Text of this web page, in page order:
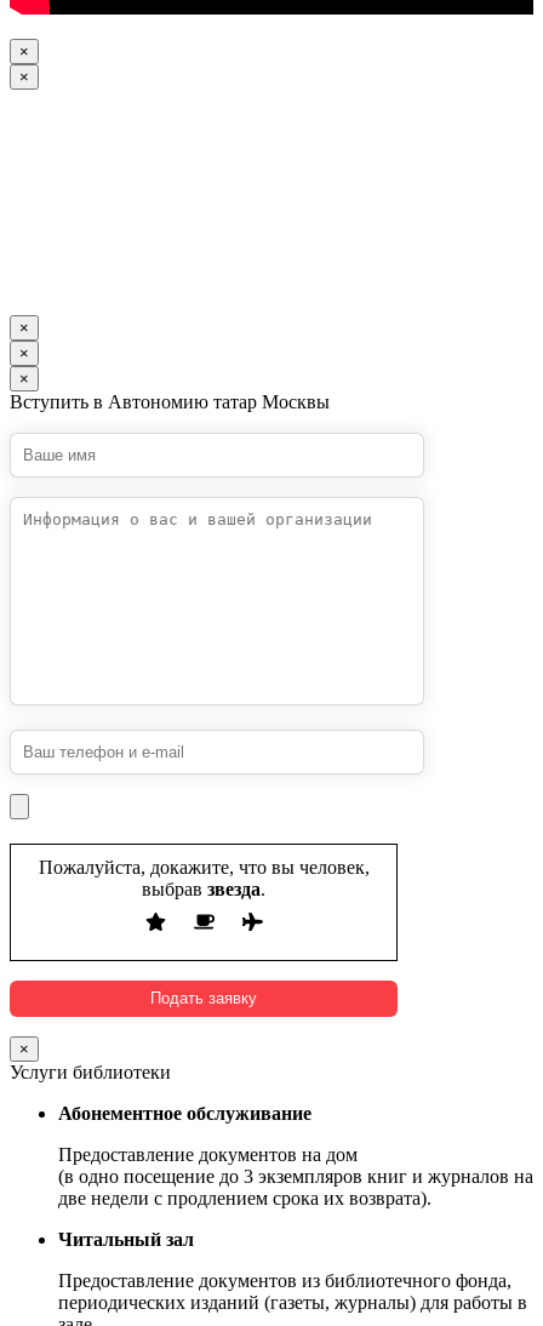
×
×
×
×
×
Вступить в Автономию татар Москвы
Пожалуйста, докажите, что вы человек,
выбрав звезда.
×
Услуги библиотеки
Абонементное обслуживание
Предоставление документов на дом
(в одно посещение до 3 экземпляров книг и журналов на
две недели с продлением срока их возврата).
Читальный зал
Предоставление документов из библиотечного фонда,
периодических изданий (газеты, журналы) для работы в